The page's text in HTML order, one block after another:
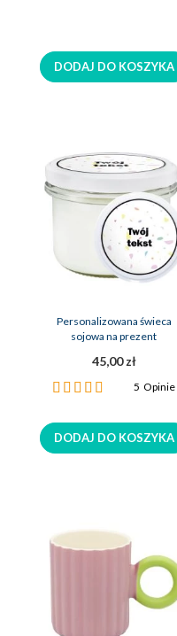
DODAJ DO KOSZYKA
Personalizowana świeca
sojowa na prezent
45,00 zł
Ocena:
5Opinie
DODAJ DO KOSZYKA